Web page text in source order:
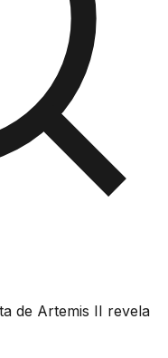
de Artemis II revela